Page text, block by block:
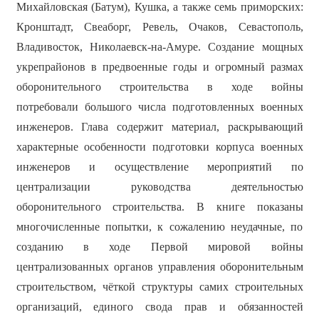
Михайловская (Батум), Кушка, а также семь приморских:
Кронштадт, Свеаборг, Ревель, Очаков, Севастополь,
Владивосток, Николаевск-на-Амуре. Создание мощных
укрепрайонов в предвоенные годы и огромный размах
оборонительного строительства в ходе войны
потребовали большого числа подготовленных военных
инженеров. Глава содержит материал, раскрывающий
характерные особенности подготовки корпуса военных
инженеров и осуществление мероприятий по
централизации руководства деятельностью
оборонительного строительства. В книге показаны
многочисленные попытки, к сожалению неудачные, по
созданию в ходе Первой мировой войны
централизованных органов управления оборонительным
строительством, чёткой структуры самих строительных
организаций, единого свода прав и обязанностей